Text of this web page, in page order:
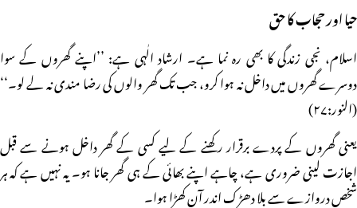
حیا اور حجاب کا حق
اسلام، نجی زندگی کا بھی رہ نما ہے۔ ارشاد الٰہی ہے: ’’اپنے گھروں کے سوا
دوسرے گھروں میں داخل نہ ہوا کرو، جب تک گھر والوں کی رضا مندی نہ لے لو۔‘‘
(النور:۲۷)
یعنی گھروں کے پردے برقرار رکھنے کے لیے کسی کے گھر داخل ہونے سے قبل
اجازت لینی ضروری ہے، چاہے اپنے بھائی کے ہی گھر جانا ہو۔ یہ نہیں ہے کہ ہر
شخص دروازے سے بلا دھڑک اندر آن کھڑا ہوا۔